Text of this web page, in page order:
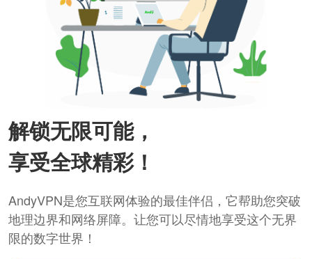
解锁无限可能，
享受全球精彩！
AndyVPN是您互联网体验的最佳伴侣，它帮助您突破
地理边界和网络屏障。让您可以尽情地享受这个无界
限的数字世界！